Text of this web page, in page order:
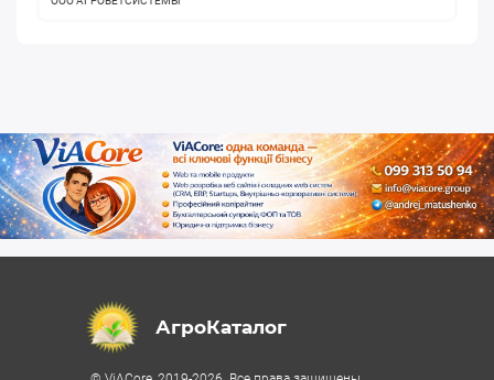
АгроКаталог